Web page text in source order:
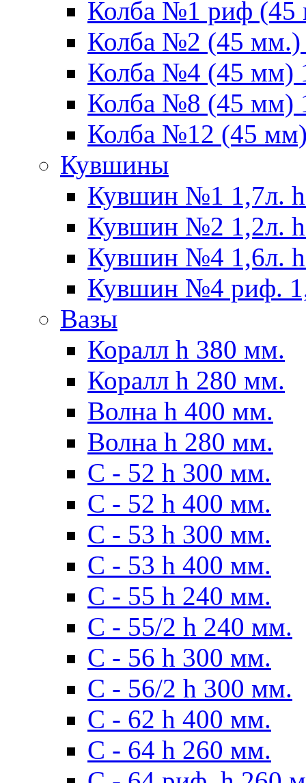
Колба №1 риф (45
Колба №2 (45 мм.)
Колба №4 (45 мм)
Колба №8 (45 мм)
Колба №12 (45
Кувшины
Кувшин №1 1,7л.
Кувшин №2 1,2л.
Кувшин №4 1,6л.
Кувшин №4 риф.
Вазы
Коралл h 380 мм.
Коралл h 280 мм.
Волна h 400 мм.
Волна h 280 мм.
C - 52 h 300 мм.
C - 52 h 400 мм.
С - 53 h 300 мм.
С - 53 h 400 мм.
С - 55 h 240 мм.
С - 55/2 h 240 мм.
С - 56 h 300 мм.
С - 56/2 h 300 мм.
С - 62 h 400 мм.
С - 64 h 260 мм.